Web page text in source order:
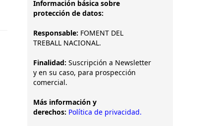
Información básica sobre
protección de datos:
Responsable: FOMENT DEL
TREBALL NACIONAL.
Finalidad: Suscripción a Newsletter
y en su caso, para prospección
comercial.
Más información y
derechos: Política de privacidad.